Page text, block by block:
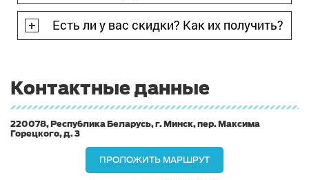
Есть ли у вас скидки? Как их получить?
Контактные данные
220078, Республика Беларусь, г. Минск, пер. Максима
Горецкого, д. 3
ПРОЛОЖИТЬ МАРШРУТ